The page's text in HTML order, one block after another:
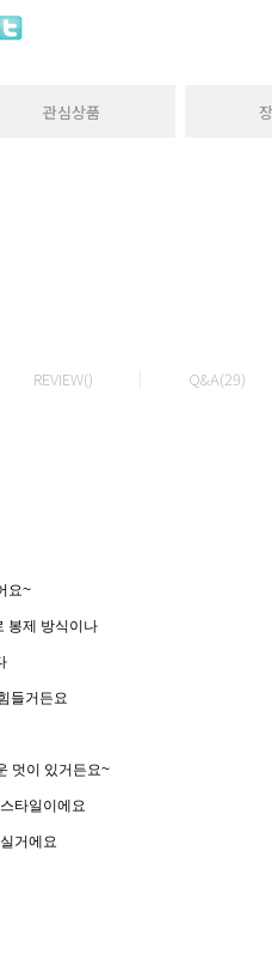
관심상품
REVIEW() Q&A(29)
요~
봉제 방식이나
들거든요
멋이 있거든요~
타일이에요
거에요